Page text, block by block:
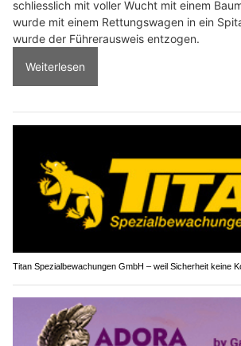
schliesslich mit voller Wucht mit einem
wurde mit einem Rettungswagen in ein
wurde der Führerausweis entzogen.
Weiterlesen
Titan Spezialbewachungen GmbH – weil Sicherheit keine